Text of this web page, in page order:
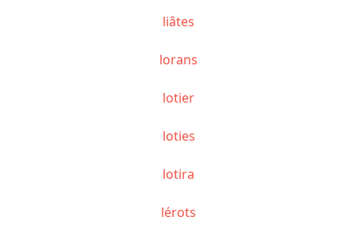
liâtes
lorans
lotier
loties
lotira
lérots